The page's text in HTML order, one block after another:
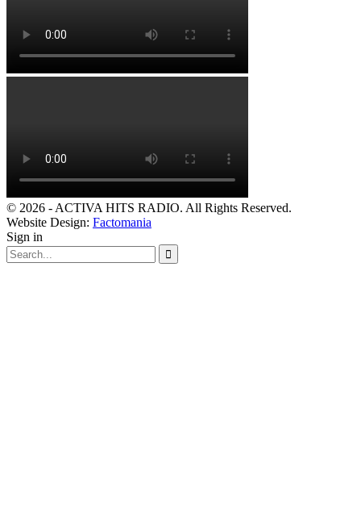
© 2026 - ACTIVA HITS RADIO. All Rights Reserved.
Website Design: Factomania
Sign in